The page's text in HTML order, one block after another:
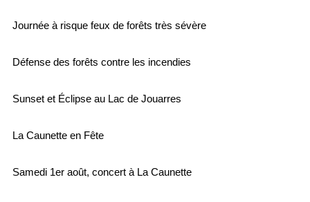
Journée à risque feux de forêts très sévère
Défense des forêts contre les incendies
Sunset et Éclipse au Lac de Jouarres
La Caunette en Fête
Samedi 1er août, concert à La Caunette